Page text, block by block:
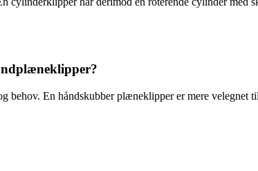
En håndskubber plæneklipper er mere velegnet